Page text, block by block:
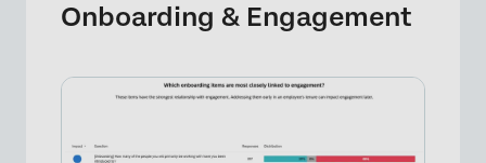
Onboarding & Engagement